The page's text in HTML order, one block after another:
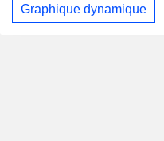
Graphique dynamique